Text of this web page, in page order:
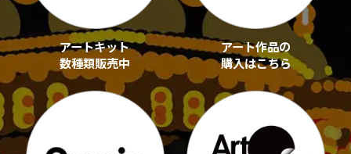
アートキット
数種類販売中
アート作品の
購入はこちら